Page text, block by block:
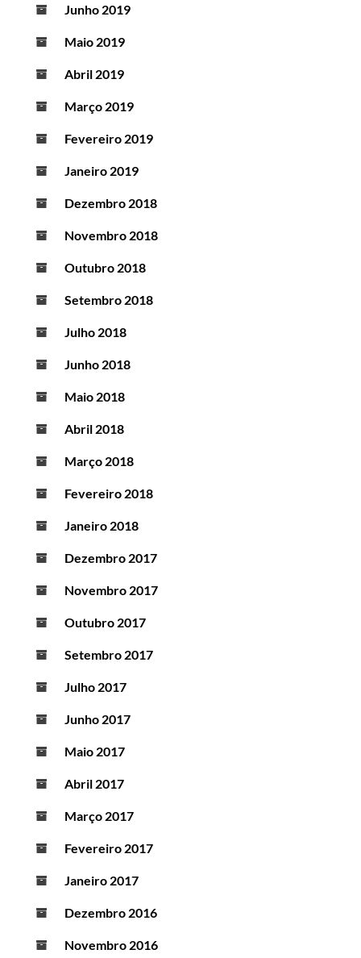
Junho 2019
Maio 2019
Abril 2019
Março 2019
Fevereiro 2019
Janeiro 2019
Dezembro 2018
Novembro 2018
Outubro 2018
Setembro 2018
Julho 2018
Junho 2018
Maio 2018
Abril 2018
Março 2018
Fevereiro 2018
Janeiro 2018
Dezembro 2017
Novembro 2017
Outubro 2017
Setembro 2017
Julho 2017
Junho 2017
Maio 2017
Abril 2017
Março 2017
Fevereiro 2017
Janeiro 2017
Dezembro 2016
Novembro 2016